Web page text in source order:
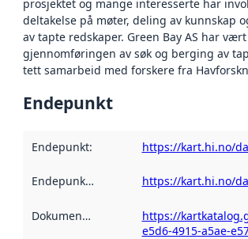
prosjektet og mange interesserte har
deltakelse på møter, deling av kunnskap
av tapte redskaper. Green Bay AS har
gjennomføringen av søk og berging av
tett samarbeid med forskere fra
Endepunkt
Endepunkt: https://kart.hi.no/
Endepunktbeskrivelse :
https://kart.hi.no/
Dokumentasjon
https://
e5d6-4915-a5ae-